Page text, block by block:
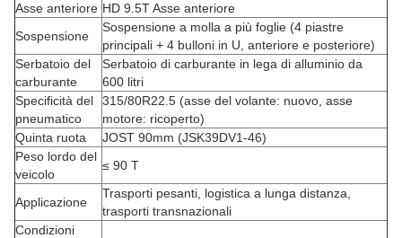
Asse anteriore HD 9.5T Asse anteriore
Sospensione
Sospensione a molla a più foglie (4 piastre
principali + 4 bulloni in U, anteriore e posteriore)
Serbatoio del
carburante
Serbatoio di carburante in lega di alluminio da
600 litri
Specificità del
pneumatico
315/80R22.5 (asse del volante: nuovo, asse
motore: ricoperto)
Quinta ruota
JOST 90mm (JSK39DV1-46)
Peso lordo del
veicolo
≤ 90 T
Applicazione
Trasporti pesanti, logistica a lunga distanza,
trasporti transnazionali
Condizioni